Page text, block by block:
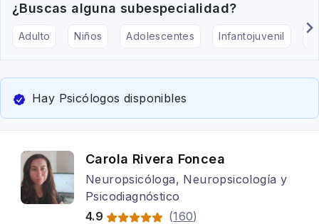
¿Buscas alguna subespecialidad?
Adulto Niños Adolescentes Infantojuvenil
Hay Psicólogos disponibles
Carola Rivera Foncea
Neuropsicóloga, Neuropsicología y
Psicodiagnóstico
4.9
(160)